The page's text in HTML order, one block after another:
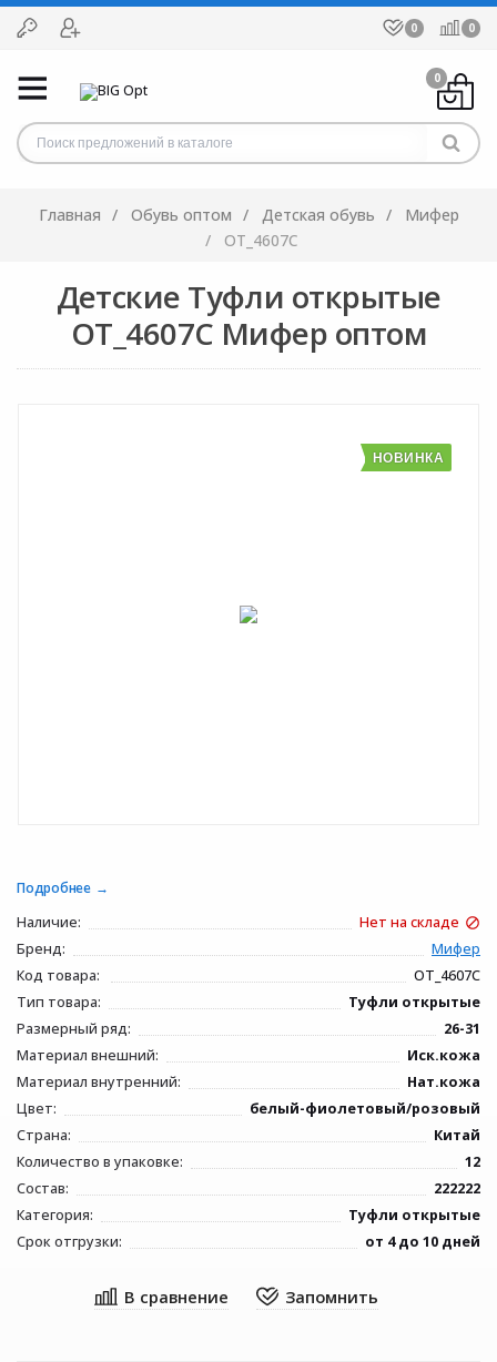
0 0
0
Главная Обувь оптом Детская обувь
Мифер
OT_4607C
Детские Туфли открытые
OT_4607C Мифер оптом
НОВИНКА
Подробнее
Наличие:
Нет на складе
Бренд:
Мифер
Код товара:
OT_4607C
Тип товара:
Туфли открытые
Размерный ряд:
26-31
Материал внешний:
Иск.кожа
Материал внутренний:
Нат.кожа
Цвет:
белый-фиолетовый/розовый
Страна:
Китай
Количество в упаковке:
12
Состав:
222222
Категория:
Туфли открытые
Срок отгрузки:
от 4 до 10 дней